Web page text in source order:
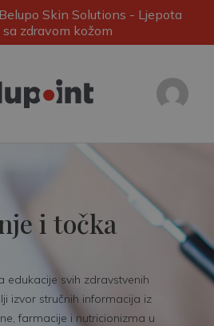
Skin Solutions - Ljepota
zdravom kožom
i točka
edukacije svih zdravstvenih
izvor stručnih informacija iz
farmacije i nutricionizma u